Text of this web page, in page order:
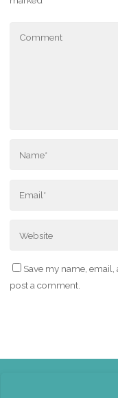
Save my name,
post a comment.